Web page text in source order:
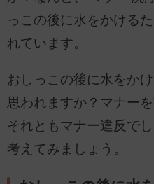
っこの後に水をかける
れています。
おしっこの後に水をか
思われますか？マナー
それともマナー違反で
考えてみましょう。